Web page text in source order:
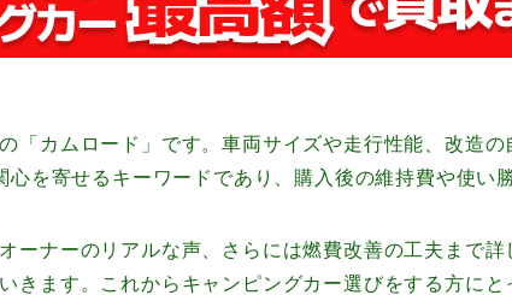
カムロード」です。車両サイズや走行性能、改造
を寄せるキーワードであり、購入後の維持費や使い
ーナーのリアルな声、さらには燃費改善の工夫まで
ます。これからキャンピングカー選びをする方にと